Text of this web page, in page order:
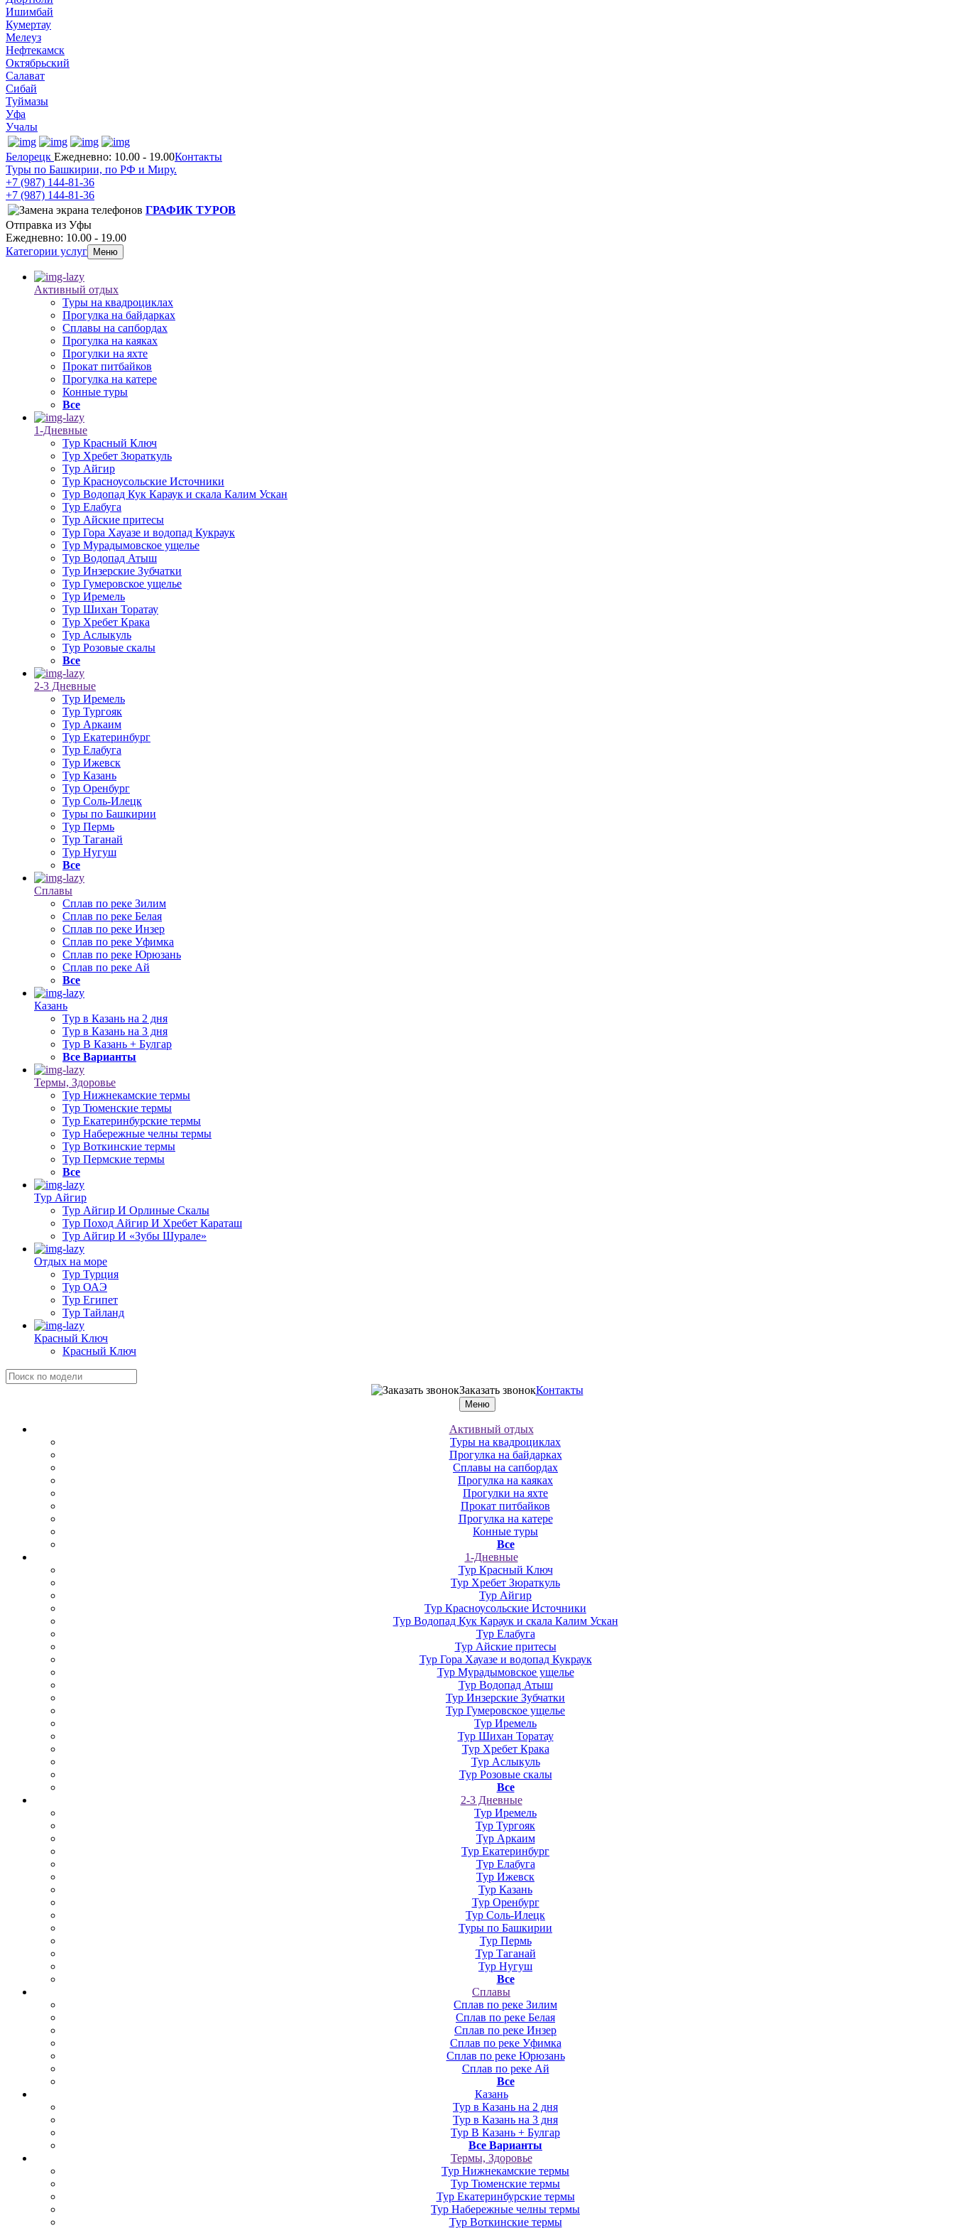
Ишимбай
Кумертау
Мелеуз
Нефтекамск
Октябрьский
Салават
Сибай
Туймазы
Уфа
Учалы
Белорецк Ежедневно: 10.00 - 19.00Контакты
Туры по Башкирии, по РФ и Миру.
+7 (987) 144-81-36
+7 (987) 144-81-36
ГРАФИК ТУРОВ
Отправка из Уфы
Ежедневно: 10.00 - 19.00
Категории услуг
Меню
Активный отдых
Туры на квадроциклах
Прогулка на байдарках
Сплавы на сапбордах
Прогулка на каяках
Прогулки на яхте
Прокат питбайков
Прогулка на катере
Конные туры
Все
1-Дневные
Тур Красный Ключ
Тур Хребет Зюраткуль
Тур Айгир
Тур Красноусольские Источники
Тур Водопад Кук Караук и скала Калим Ускан
Тур Елабуга
Тур Айские притесы
Тур Гора Хауазе и водопад Кукраук
Тур Мурадымовское ущелье
Тур Водопад Атыш
Тур Инзерские Зубчатки
Тур Гумеровское ущелье
Тур Иремель
Тур Шихан Торатау
Тур Хребет Крака
Тур Аслыкуль
Тур Розовые скалы
Все
2-3 Дневные
Тур Иремель
Тур Тургояк
Тур Аркаим
Тур Екатеринбург
Тур Елабуга
Тур Ижевск
Тур Казань
Тур Оренбург
Тур Соль-Илецк
Туры по Башкирии
Тур Пермь
Тур Таганай
Тур Нугуш
Все
Сплавы
Сплав по реке Зилим
Сплав по реке Белая
Сплав по реке Инзер
Сплав по реке Уфимка
Сплав по реке Юрюзань
Сплав по реке Ай
Все
Казань
Тур в Казань на 2 дня
Тур в Казань на 3 дня
Тур В Казань + Булгар
Все Варианты
Термы, Здоровье
Тур Нижнекамские термы
Тур Тюменские термы
Тур Екатеринбурские термы
Тур Набережные челны термы
Тур Воткинские термы
Тур Пермские термы
Все
Тур Айгир
Тур Айгир И Орлиные Скалы
Тур Поход Айгир И Хребет Караташ
Тур Айгир И «Зубы Шурале»
Отдых на море
Тур Турция
Тур ОАЭ
Тур Египет
Тур Тайланд
Красный Ключ
Красный Ключ
Заказать звонокКонтакты
Меню
Активный отдых
Туры на квадроциклах
Прогулка на байдарках
Сплавы на сапбордах
Прогулка на каяках
Прогулки на яхте
Прокат питбайков
Прогулка на катере
Конные туры
Все
1-Дневные
Тур Красный Ключ
Тур Хребет Зюраткуль
Тур Айгир
Тур Красноусольские Источники
Тур Водопад Кук Караук и скала Калим Ускан
Тур Елабуга
Тур Айские притесы
Тур Гора Хауазе и водопад Кукраук
Тур Мурадымовское ущелье
Тур Водопад Атыш
Тур Инзерские Зубчатки
Тур Гумеровское ущелье
Тур Иремель
Тур Шихан Торатау
Тур Хребет Крака
Тур Аслыкуль
Тур Розовые скалы
Все
2-3 Дневные
Тур Иремель
Тур Тургояк
Тур Аркаим
Тур Екатеринбург
Тур Елабуга
Тур Ижевск
Тур Казань
Тур Оренбург
Тур Соль-Илецк
Туры по Башкирии
Тур Пермь
Тур Таганай
Тур Нугуш
Все
Сплавы
Сплав по реке Зилим
Сплав по реке Белая
Сплав по реке Инзер
Сплав по реке Уфимка
Сплав по реке Юрюзань
Сплав по реке Ай
Все
Казань
Тур в Казань на 2 дня
Тур в Казань на 3 дня
Тур В Казань + Булгар
Все Варианты
Термы, Здоровье
Тур Нижнекамские термы
Тур Тюменские термы
Тур Екатеринбурские термы
Тур Набережные челны термы
Тур Воткинские термы